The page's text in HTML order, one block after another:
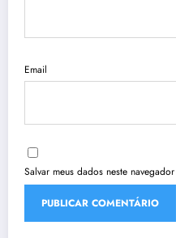
Email
Salvar meus dados neste